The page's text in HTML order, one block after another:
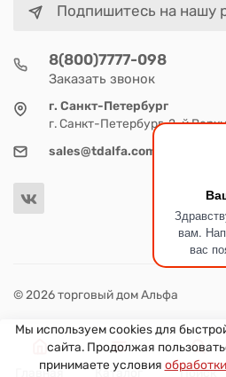
вам.
вас
Подпишитесь на нашу
8(800)7777-098
Заказать звонок
г. Санкт-Петербург
г. Санкт-Петербург, 2-й
sales@tdalfa.com
© 2026 торговый дом Альфа
Мы используем cookies для
сайта. Продолжая
принимаете условия
Главная Каталог Поиск